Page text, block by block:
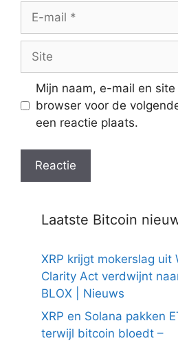
Site
Mijn naam, e-mail en
browser voor de
een reactie plaats.
Laatste Bitcoin
XRP krijgt mokerslag uit
Clarity Act verdwijnt
BLOX | Nieuws
XRP en Solana pakken
terwijl bitcoin bloedt –